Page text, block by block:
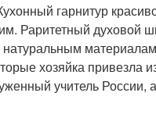
гарнитур
Раритетный духовой
натуральным
хозяйка привезла
учитель России,